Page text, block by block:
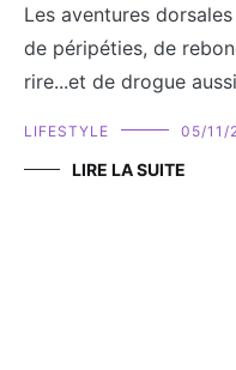
Les aventures
de péripéties, de
rire...et de drogue
LIFESTYLE 05/11/
LIRE LA SUITE